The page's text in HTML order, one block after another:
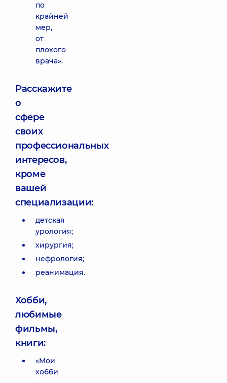
по
крайней
мер,
от
плохого
врача».
Расскажите
о
сфере
своих
профессиональных
интересов,
кроме
вашей
специализации:
детская
урология;
хирургия;
нефрология;
реанимация.
Хобби,
любимые
фильмы,
книги:
«Мои
хобби